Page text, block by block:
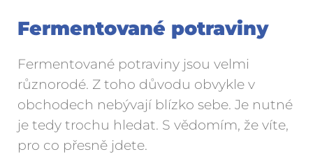
Fermentované potraviny
Fermentované potraviny jsou velmi
různorodé. Z toho důvodu obvykle v
obchodech nebývají blízko sebe. Je nutné
je tedy trochu hledat. S vědomím, že víte,
pro co přesně jdete.